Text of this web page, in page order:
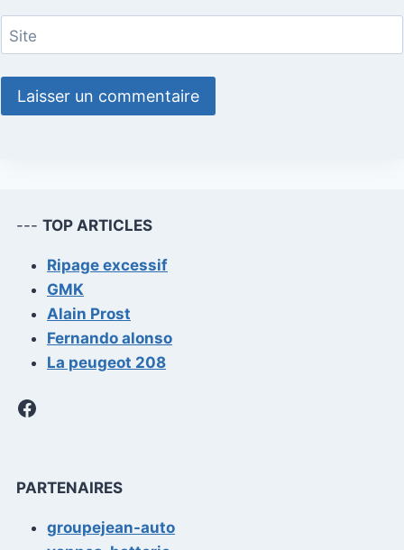
Site
--- TOP ARTICLES
Ripage excessif
GMK
Alain Prost
Fernando alonso
La peugeot 208
Facebook
PARTENAIRES
groupejean-auto